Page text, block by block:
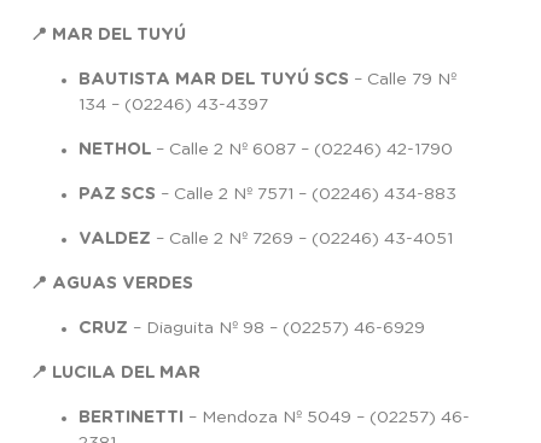
📍 MAR DEL TUYÚ
BAUTISTA MAR DEL TUYÚ SCS – Calle 79 Nº
134 – (02246) 43-4397
NETHOL – Calle 2 Nº 6087 – (02246) 42-1790
PAZ SCS – Calle 2 Nº 7571 – (02246) 434-883
VALDEZ – Calle 2 Nº 7269 – (02246) 43-4051
📍 AGUAS VERDES
CRUZ – Diaguita Nº 98 – (02257) 46-6929
📍 LUCILA DEL MAR
BERTINETTI – Mendoza Nº 5049 – (02257) 46-